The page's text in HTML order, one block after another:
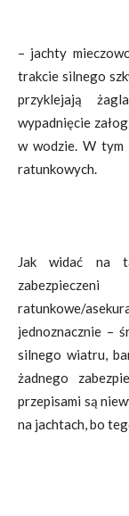
– jachty
trakcie silnego
przyklejają
wypadnięcie
w wodzie. W tym
ratunkowych.
Jak widać na
ratunkowe/
jednoznacznie –
silnego wiatru,
żadnego
przepisami są
na jachtach, bo